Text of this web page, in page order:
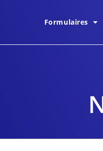
Formulaires